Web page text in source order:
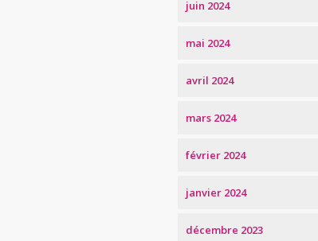
juin 2024
mai 2024
avril 2024
mars 2024
février 2024
janvier 2024
décembre 2023